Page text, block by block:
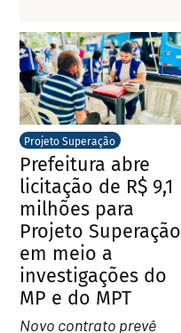
Projeto Superação
Prefeitura abre
licitação de R$ 9,1
milhões para
Projeto Superação
em meio a
investigações do
MP e do MPT
Novo contrato prevê